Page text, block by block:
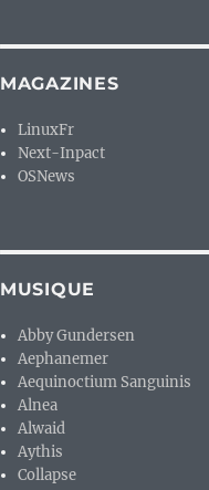
MAGAZINES
LinuxFr
Next-Inpact
OSNews
MUSIQUE
Abby Gundersen
Aephanemer
Aequinoctium Sanguinis
Alnea
Alwaid
Aythis
Collapse